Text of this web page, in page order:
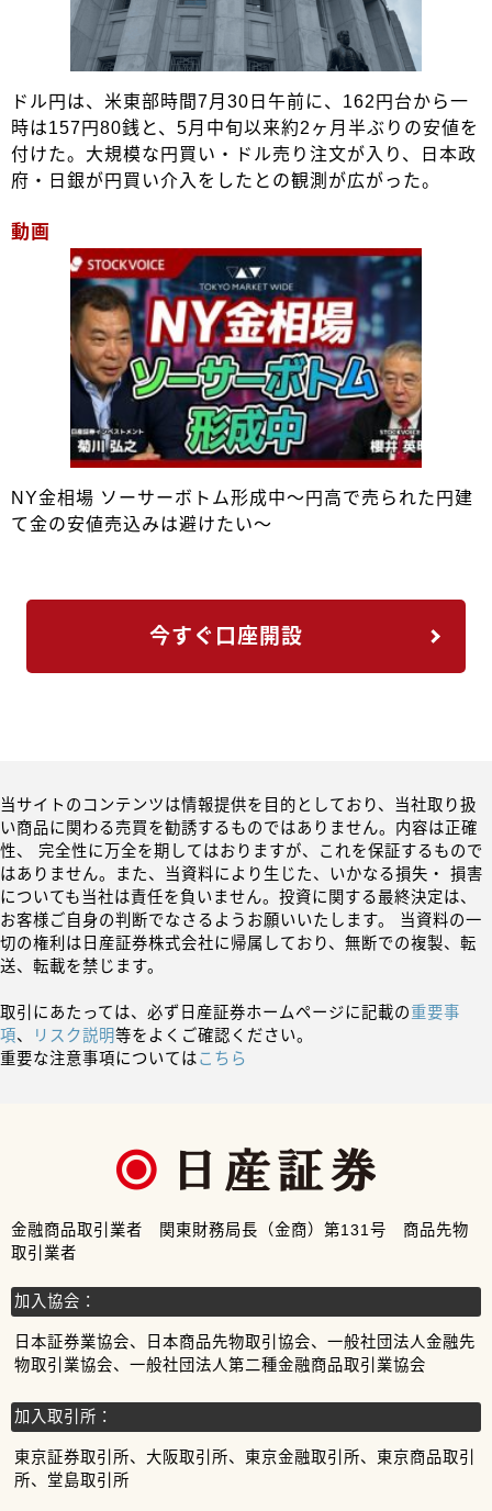
ドル円は、米東部時間7月30日午前に、162円台から一
時は157円80銭と、5月中旬以来約2ヶ月半ぶりの安値を
付けた。大規模な円買い・ドル売り注文が入り、日本政
府・日銀が円買い介入をしたとの観測が広がった。
動画
NY金相場 ソーサーボトム形成中～円高で売られた円建
て金の安値売込みは避けたい～
今すぐ口座開設
当サイトのコンテンツは情報提供を目的としており、当社取り扱
い商品に関わる売買を勧誘するものではありません。内容は正確
性、 完全性に万全を期してはおりますが、これを保証するもので
はありません。また、当資料により生じた、いかなる損失・ 損害
についても当社は責任を負いません。投資に関する最終決定は、
お客様ご自身の判断でなさるようお願いいたします。 当資料の一
切の権利は日産証券株式会社に帰属しており、無断での複製、転
送、転載を禁じます。
取引にあたっては、必ず日産証券ホームページに記載の重要事
項、 リスク説明等をよくご確認ください。
重要な注意事項についてはこちら
金融商品取引業者 関東財務局長（金商）第131号 商品先物
取引業者
加入協会：
日本証券業協会、日本商品先物取引協会、一般社団法人金融先
物取引業協会、一般社団法人第二種金融商品取引業協会
加入取引所：
東京証券取引所、大阪取引所、東京金融取引所、東京商品取引
所、堂島取引所